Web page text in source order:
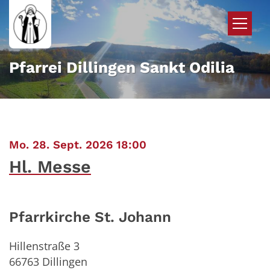
Zum Inhalt springen
Pfarrei Dillingen Sankt Odilia
Mo. 28. Sept. 2026 18:00
Hl. Messe
Pfarrkirche St. Johann
Hillenstraße 3
66763 Dillingen